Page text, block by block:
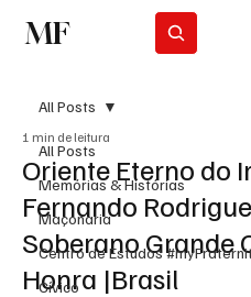
MF
All Posts
Memórias & Histórias
Maçonaria
Centro de Estudos
Cívico
All Posts
Oriente Eterno do
Fernando
Soberano Grande
Honra |Brasil
1 min de leitura